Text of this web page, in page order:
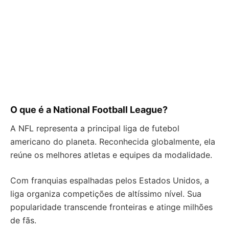
O que é a National Football League?
A NFL representa a principal liga de futebol
americano do planeta. Reconhecida globalmente, ela
reúne os melhores atletas e equipes da modalidade.
Com franquias espalhadas pelos Estados Unidos, a
liga organiza competições de altíssimo nível. Sua
popularidade transcende fronteiras e atinge milhões
de fãs.